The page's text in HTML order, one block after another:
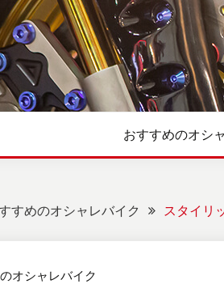
おすすめのオシ
すめのオシャレバイク スタイリ
オシャレバイク